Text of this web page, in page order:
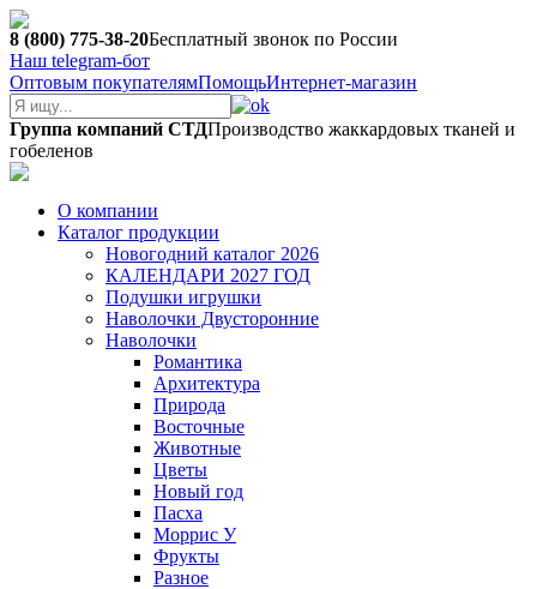
8 (800) 775-38-20Бесплатный звонок по России
Наш telegram-бот
Оптовым покупателямПомощьИнтернет-магазин
Группа компаний СТДПроизводство жаккардовых тканей и
гобеленов
О компании
Каталог продукции
Новогодний каталог 2026
КАЛЕНДАРИ 2027 ГОД
Подушки игрушки
Наволочки Двусторонние
Наволочки
Романтика
Архитектура
Природа
Восточные
Животные
Цветы
Новый год
Пасха
Моррис У
Фрукты
Разное